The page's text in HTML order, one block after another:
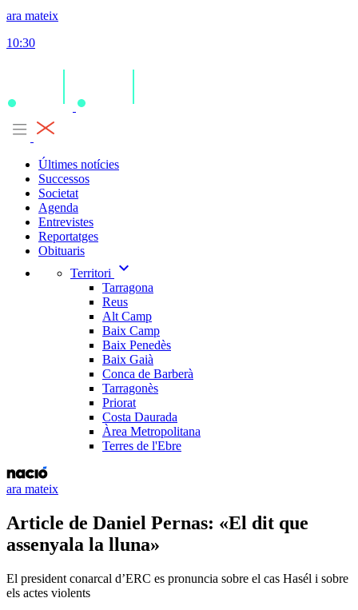
ara mateix
10:30
Últimes notícies
Successos
Societat
Agenda
Entrevistes
Reportatges
Obituaris
Territori
expand_more
Tarragona
Reus
Alt Camp
Baix Camp
Baix Penedès
Baix Gaià
Conca de Barberà
Tarragonès
Priorat
Costa Daurada
Àrea Metropolitana
Terres de l'Ebre
ara mateix
Article de Daniel Pernas: «El dit que
assenyala la lluna»
El president conarcal d’ERC es pronuncia sobre el cas Hasél i sobre
els actes violents